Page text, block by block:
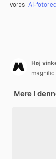
vores AI-
Høj
magnific
Mere i